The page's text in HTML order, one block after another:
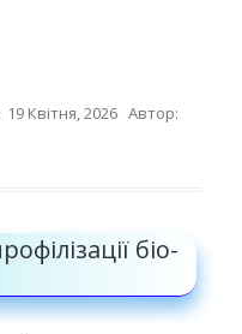
19 Квітня, 2026 Автор:
біо-